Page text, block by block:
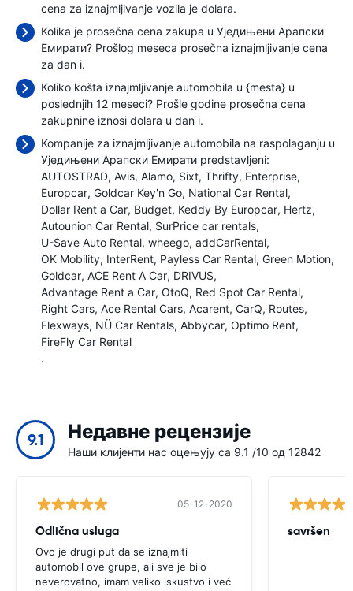
cena za iznajmljivanje vozila je dolara.
Kolika je prosečna cena zakupa u Уједињени Арапски
Емирати? Prošlog meseca prosečna iznajmljivanje cena
za dan i.
Koliko košta iznajmljivanje automobila u {mesta} u
poslednjih 12 meseci? Prošle godine prosečna cena
zakupnine iznosi dolara u dan i.
Kompanije za iznajmljivanje automobila na raspolaganju u
Уједињени Арапски Емирати predstavljeni:
AUTOSTRAD Avis Alamo Sixt Thrifty Enterprise
Europcar Goldcar Key'n Go National Car Rental
Dollar Rent a Car Budget Keddy By Europcar Hertz
Autounion Car Rental SurPrice car rentals
U-Save Auto Rental wheego addCarRental
OK Mobility InterRent Payless Car Rental Green Motion
Goldcar ACE Rent A Car DRIVUS
Advantage Rent a Car OtoQ Red Spot Car Rental
Right Cars Ace Rental Cars Acarent CarQ Routes
Flexways NÜ Car Rentals Abbycar Optimo Rent
FireFly Car Rental
.
9.1 Недавне рецензије
Наши клијенти нас оцењују са 9.1 /10 од 12842
05-12-2020
Odlična usluga
Ovo je drugi put da se iznajmiti
automobil ove grupe, ali sve je bilo
neverovatno, imam veliko iskustvo i već
savršen